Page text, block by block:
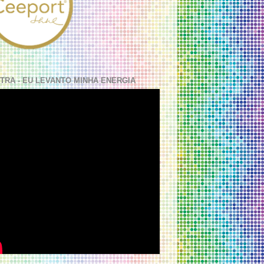
- EU LEVANTO MINHA ENERGIA